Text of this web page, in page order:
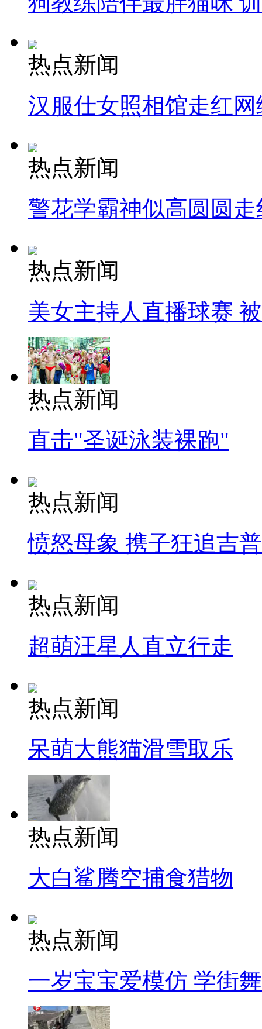
热点新闻
汉服仕女照相馆走红网
热点新闻
警花学霸神似高圆圆走
热点新闻
美女主持人直播球赛
热点新闻
直击"圣诞泳装裸跑"
热点新闻
愤怒母象 携子狂追吉
热点新闻
超萌汪星人直立行走
热点新闻
呆萌大熊猫滑雪取乐
热点新闻
大白鲨腾空捕食猎物
热点新闻
一岁宝宝爱模仿 学街